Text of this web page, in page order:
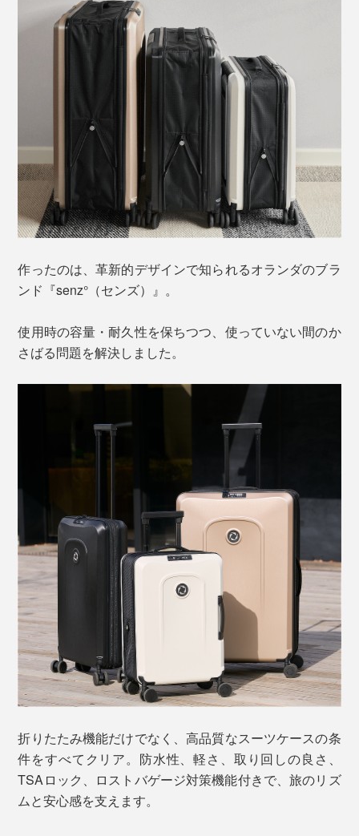
作ったのは、革新的デザインで知られるオランダのブラ
ンド『senz°（センズ）』。
使用時の容量・耐久性を保ちつつ、使っていない間のか
さばる問題を解決しました。
折りたたみ機能だけでなく、高品質なスーツケースの条
件をすべてクリア。防水性、軽さ、取り回しの良さ、
TSAロック、ロストバゲージ対策機能付きで、旅のリズ
ムと安心感を支えます。